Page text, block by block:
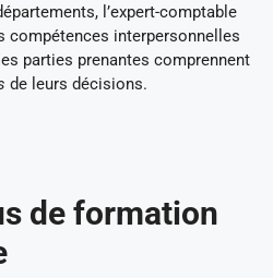
l’expert-comptable
compétences interpersonnelles
parties prenantes comprennent
de leurs décisions.
de formation